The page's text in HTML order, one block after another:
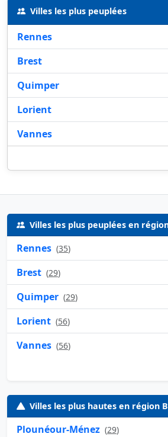
Villes les plus peuplées
Rennes
Brest
Quimper
Lorient
Vannes
Villes les plus peuplées en
Rennes (35)
Brest (29)
Quimper (29)
Lorient (56)
Vannes (56)
Villes les plus hautes en région
Plounéour-Ménez (29)